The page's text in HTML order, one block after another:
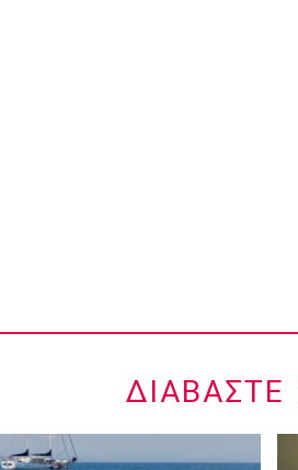
ΔΙΑΒΆΣΤΕ